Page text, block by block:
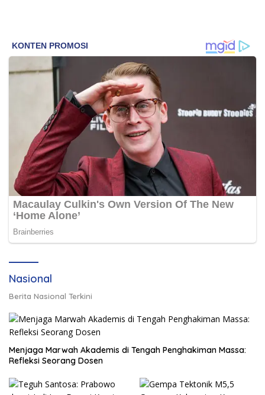
Nasional
Berita Nasional Terkini
Menjaga Marwah Akademis di Tengah Penghakiman Massa:
Refleksi Seorang Dosen